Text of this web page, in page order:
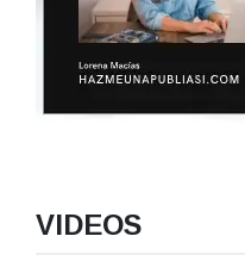
VIDEOS